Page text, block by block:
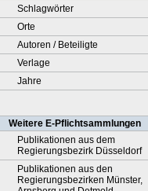
Schlagwörter
Orte
Autoren / Beteiligte
Verlage
Jahre
Weitere E-Pflichtsammlungen
Publikationen aus dem
Regierungsbezirk Düsseldorf
Publikationen aus den
Regierungsbezirken Münster,